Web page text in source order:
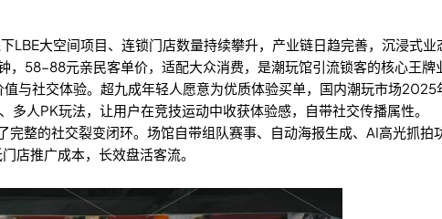
LBE大空间项目、连锁门店数量持续攀升，产业链日趋完善，沉浸式
58-88元亲民客单价，适配大众消费，是潮玩馆引流锁客的核心王牌
与社交体验。超九成年轻人愿意为优质体验买单，国内潮玩市场
人PK玩法，让用户在竞技运动中收获体验感，自带社交传播属性。
整的社交裂变闭环。场馆自带组队赛事、自动海报生成、AI高光抓
店推广成本，长效盘活客流。